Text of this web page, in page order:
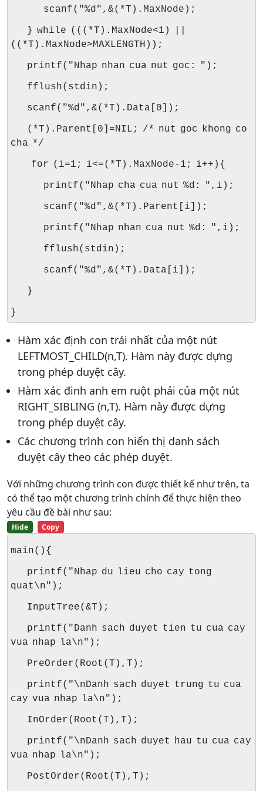
scanf("%d",&(*T).MaxNode);
} while (((*T).MaxNode<1) ||
((*T).MaxNode>MAXLENGTH));
printf("Nhap nhan cua nut goc: ");
fflush(stdin);
scanf("%d",&(*T).Data[0]);
(*T).Parent[0]=NIL; /* nut goc khong co
cha */
for (i=1; i<=(*T).MaxNode-1; i++){
printf("Nhap cha cua nut %d: ",i);
scanf("%d",&(*T).Parent[i]);
printf("Nhap nhan cua nut %d: ",i);
fflush(stdin);
scanf("%d",&(*T).Data[i]);
}
}
Hàm xác định con trái nhất của một nút
LEFTMOST_CHILD(n,T). Hàm này được dựng
trong phép duyệt cây.
Hàm xác đinh anh em ruột phải của một nút
RIGHT_SIBLING (n,T). Hàm này được dựng
trong phép duyệt cây.
Các chương trình con hiển thị danh sách
duyệt cây theo các phép duyệt.
Với những chương trình con được thiết kế như trên, ta
có thể tạo một chương trình chính để thực hiện theo
yêu cầu đề bài như sau:
Hide Copy
main(){
printf("Nhap du lieu cho cay tong
quat\n");
InputTree(&T);
printf("Danh sach duyet tien tu cua cay
vua nhap la\n");
PreOrder(Root(T),T);
printf("\nDanh sach duyet trung tu cua
cay vua nhap la\n");
InOrder(Root(T),T);
printf("\nDanh sach duyet hau tu cua cay
vua nhap la\n");
PostOrder(Root(T),T);